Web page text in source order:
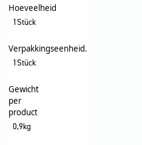
Hoeveelheid
1Stück
Verpakkingseenheid.
1Stück
Gewicht
per
product
0,9kg